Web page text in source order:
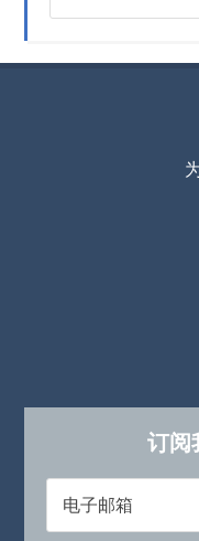
订阅